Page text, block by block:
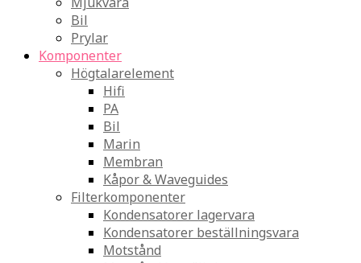
Bil
Prylar
Komponenter
Högtalarelement
Hifi
PA
Bil
Marin
Membran
Kåpor & Waveguides
Filterkomponenter
Kondensatorer lagervara
Kondensatorer beställningsvara
Motstånd